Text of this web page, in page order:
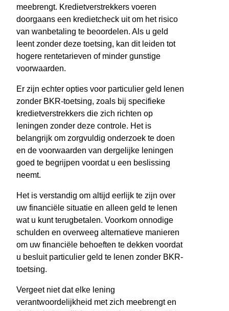
meebrengt. Kredietverstrekkers voeren
doorgaans een kredietcheck uit om het risico
van wanbetaling te beoordelen. Als u geld
leent zonder deze toetsing, kan dit leiden tot
hogere rentetarieven of minder gunstige
voorwaarden.
Er zijn echter opties voor particulier geld lenen
zonder BKR-toetsing, zoals bij specifieke
kredietverstrekkers die zich richten op
leningen zonder deze controle. Het is
belangrijk om zorgvuldig onderzoek te doen
en de voorwaarden van dergelijke leningen
goed te begrijpen voordat u een beslissing
neemt.
Het is verstandig om altijd eerlijk te zijn over
uw financiële situatie en alleen geld te lenen
wat u kunt terugbetalen. Voorkom onnodige
schulden en overweeg alternatieve manieren
om uw financiële behoeften te dekken voordat
u besluit particulier geld te lenen zonder BKR-
toetsing.
Vergeet niet dat elke lening
verantwoordelijkheid met zich meebrengt en